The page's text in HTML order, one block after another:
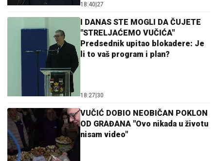
18:40|27
I DANAS STE MOGLI DA ČUJETE
"STRELJAĆEMO VUČIĆA"
Predsednik upitao blokadere: Je
li to vaš program i plan?
18:27|30
VUČIĆ DOBIO NEOBIČAN POKLON
OD GRAĐANA "Ovo nikada u životu
nisam video"